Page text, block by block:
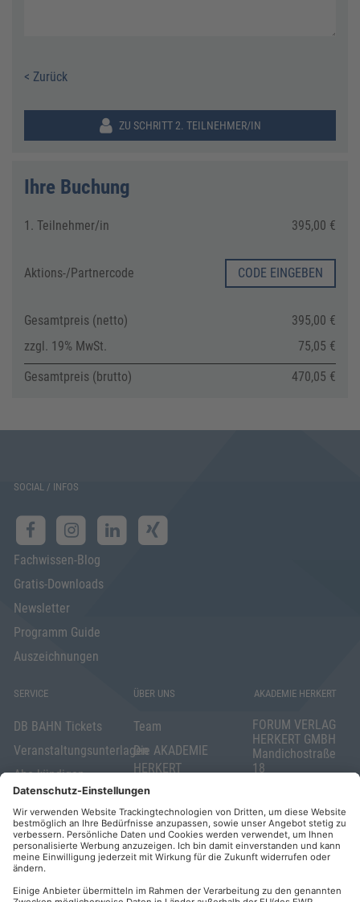
< Zurück
ZU SCHRITT 2. TEILNEHMER/IN
Ihre Buchung
1. Teilnehmer/in 395,00 €
Aktions-/Partnercode CODE EINGEBEN
Gesamtpreis (netto)
395,00 €
zzgl. 19% MwSt.
75,05 €
Gesamtpreis (brutto)
470,05 €
SOCIAL / INFOS
Fachwissen-Blog
Gratis-Downloads
Newsletter
Programm Guide
Auszeichnungen
SERVICE
DB BAHN Tickets
Veranstaltungsunterlagen
Abo kündigen
Widerrufsrecht
für Verbraucher
Elektronischer
Geschäftsverkehr
ÜBER UNS
Team
Die AKADEMIE
HERKERT
FORUM VERLAG
HERKERT
Kontakt
AKADEMIE HERKERT
FORUM VERLAG
HERKERT GMBH
Mandichostraße
18
Telefon: +49
(0)8233 381-123
Telefax: +49
(0)8233 381-222
E-Mail:
herkert.de